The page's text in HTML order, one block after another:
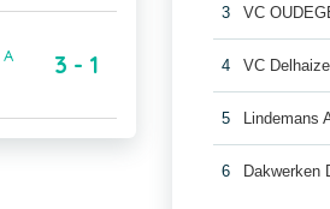
3 - 1
3 VC
4 VC
5 Lindemans
6 Dakwerken